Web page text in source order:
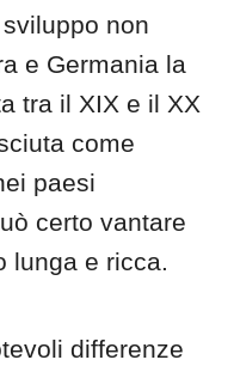
non
e Germania la
tra il XIX e il XX
come
paesi
certo vantare
lunga e ricca.
differenze